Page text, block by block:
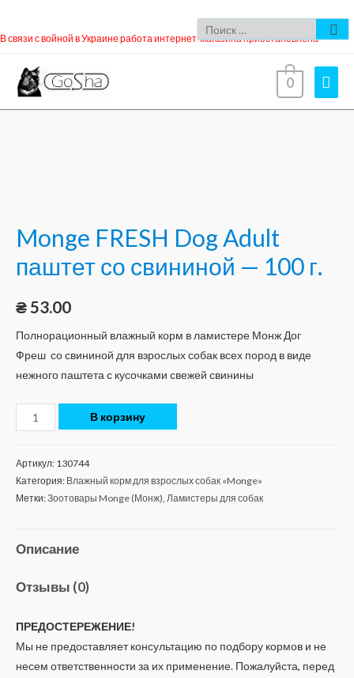
В связи с войной в Украине работа интернет-магазина приостановлена
0
Monge FRESH Dog Adult
паштет со свининой — 100 г.
₴53.00
Полнорационный влажный корм в ламистере Монж Дог
Фреш со свининой для взрослых собак всех пород в виде
нежного паштета с кусочками свежей свинины
В корзину
Артикул: 130744
Категория: Влажный корм для взрослых собак «Monge»
Метки:Зоотовары Monge (Монж) Ламистеры для собак
Описание
Отзывы (0)
ПРЕДОСТЕРЕЖЕНИЕ!
Мы не предоставляет консультацию по подбору кормов и не
несем ответственности за их применение. Пожалуйста, перед